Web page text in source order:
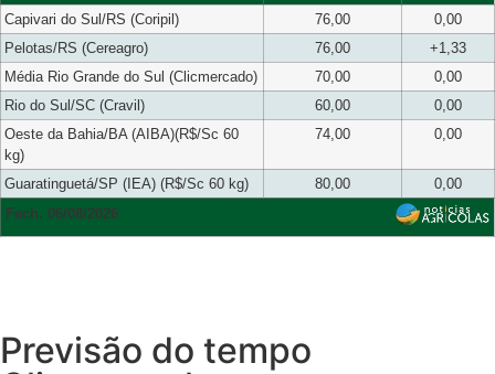
Capivari do Sul/RS (Coripil) 76,00
0,00
Pelotas/RS (Cereagro)
76,00
+1,33
Média Rio Grande do Sul (Clicmercado)
70,00
0,00
Rio do Sul/SC (Cravil)
60,00
0,00
Oeste da Bahia/BA (AIBA)(R$/Sc 60
kg)
74,00 0,00
Guaratinguetá/SP (IEA) (R$/Sc 60 kg) 80,00
0,00
Fech. 06/08/2026
Previsão do tempo